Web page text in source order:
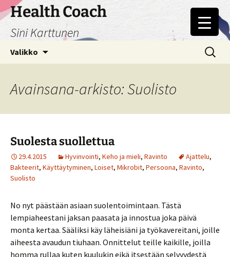
Siirry
sisältöön
Health Coach
Sini Karttunen
Valikko Haku:
Avainsana-arkisto: Suolisto
Suolesta suollettua
29.4.2015 Hyvinvointi, Keho ja mieli, Ravinto Ajattelu,
Bakteerit, Käyttäytyminen, Loiset, Mikrobit, Persoona, Ravinto,
Suolisto
No nyt päästään asiaan suolentoimintaan. Tästä
lempiaheestani jaksan paasata ja innostua joka päivä
monta kertaa. Sääliksi käy läheisiäni ja työkavereitani, joille
aiheesta avaudun tiuhaan. Onnittelut teille kaikille, joilla
homma rullaa kuten kuulukin eikä itsestään selvyydestä